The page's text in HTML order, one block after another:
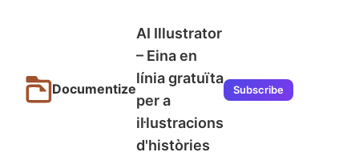
Documentize
AI Illustrator
– Eina en
línia gratuïta
per a
il·lustracions
d'històries
Subscribe